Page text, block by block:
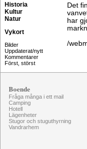
Historia
Kultur
Natur
Vykort
Bilder
Uppdaterat/nytt
Kommentarer
Först, störst
Det
har
/
Boende
Fråga många i ett mail
Camping
Hotell
Lägenheter
Stugor och stuguthyrning
Vandrarhem